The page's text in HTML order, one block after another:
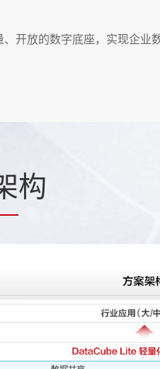
开放的数字底座，实现企业
构